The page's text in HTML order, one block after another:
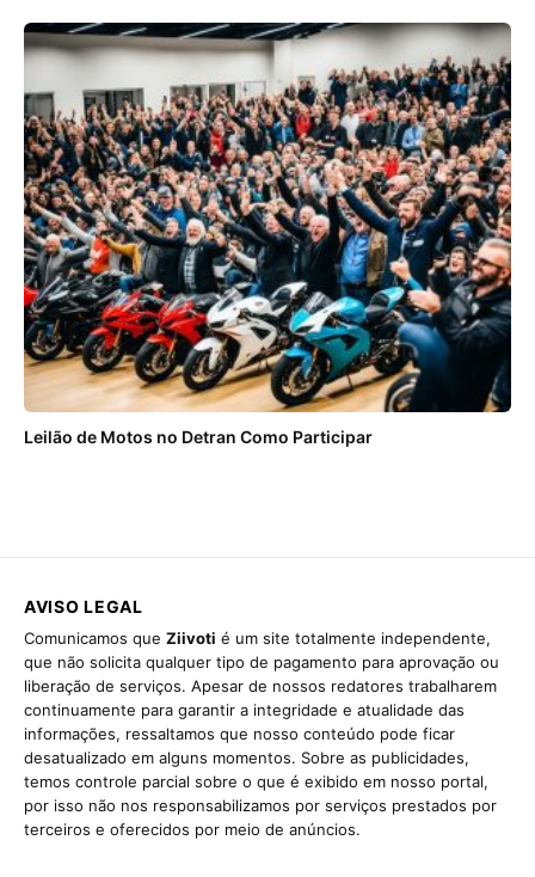
Leilão de Motos no Detran Como Participar
AVISO LEGAL
Comunicamos que Ziivoti é um site totalmente independente,
que não solicita qualquer tipo de pagamento para aprovação ou
liberação de serviços. Apesar de nossos redatores trabalharem
continuamente para garantir a integridade e atualidade das
informações, ressaltamos que nosso conteúdo pode ficar
desatualizado em alguns momentos. Sobre as publicidades,
temos controle parcial sobre o que é exibido em nosso portal,
por isso não nos responsabilizamos por serviços prestados por
terceiros e oferecidos por meio de anúncios.